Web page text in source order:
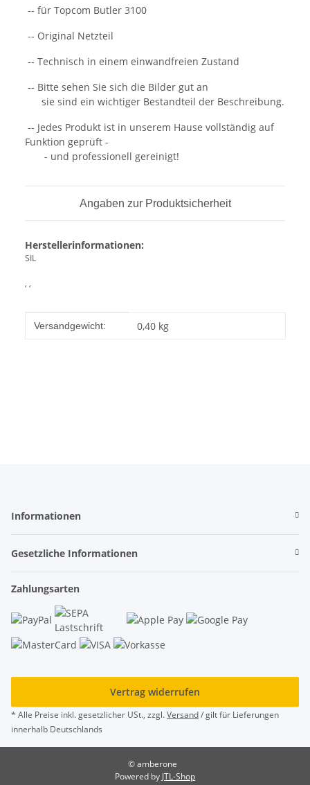
-- für Topcom Butler 3100
-- Original Netzteil
-- Technisch in einem einwandfreien Zustand
-- Bitte sehen Sie sich die Bilder gut an
sie sind ein wichtiger Bestandteil der Beschreibung.
-- Jedes Produkt ist in unserem Hause vollständig auf
Funktion geprüft -
- und professionell gereinigt!
Angaben zur Produktsicherheit
Herstellerinformationen:
SIL
, ,
Produkteigenschaft
Wert
Versandgewicht: 0,40 kg
Informationen
Gesetzliche Informationen
Zahlungsarten
Vertrag widerrufen
* Alle Preise inkl. gesetzlicher USt., zzgl.Versand/ gilt für Lieferungen
innerhalb Deutschlands
© amberone
Powered by JTL-Shop